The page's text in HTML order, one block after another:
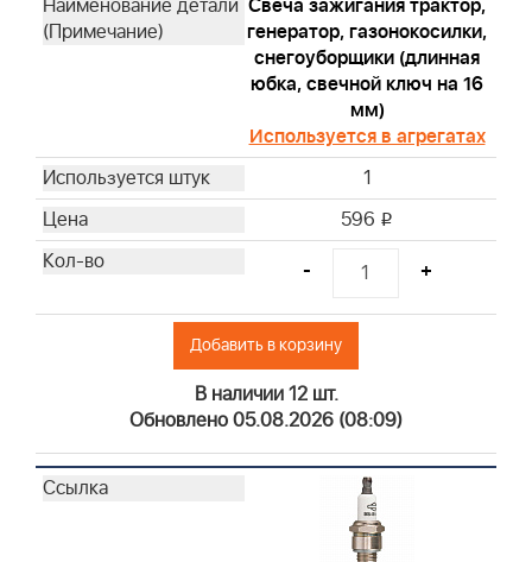
272490S
273185S
273356S
399039
692520
695303
711460
792303
генератор, газонокосилки,
снегоуборщики (длинная
юбка, свечной ключ на 16
мм)
Используется в агрегатах
1
596 i
- +
Добавить в корзину
В наличии 12 шт.
Обновлено 05.08.2026 (08:09)